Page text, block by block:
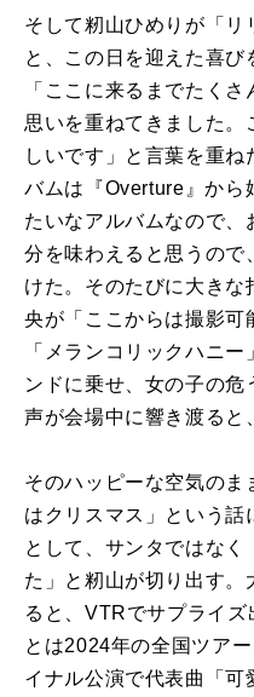
そして籾山ひめりが「リ
と、この日を迎えた喜び
「ここに来るまでたく
思いを重ねてきました
しいです」と言葉を重
バムは『Overture』から
たいなアルバムなので
分を味わえると思うので
けた。そのたびに大き
央が「ここからは撮影可
「メランコリックハニ
ンドに乗せ、女の子の
声が会場中に響き渡ると
そのハッピーな空気のま
はクリスマス」という話
として、サンタではなく
た」と籾山が切り出す
ると、VTRでサプライ
とは2024年の全国ツア
イナル公演で代表曲「可